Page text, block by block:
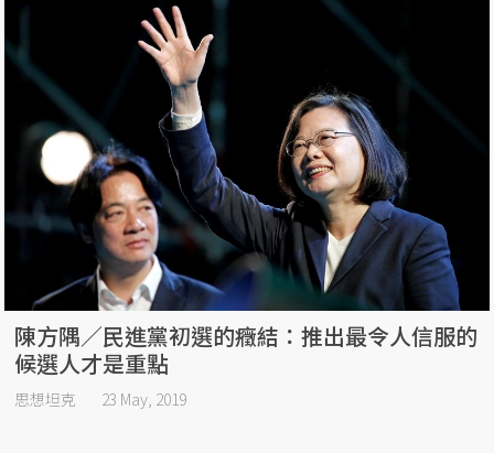
陳方隅／民進黨初選的癥結：推出最令人信服的
候選人才是重點
思想坦克 23 May, 2019